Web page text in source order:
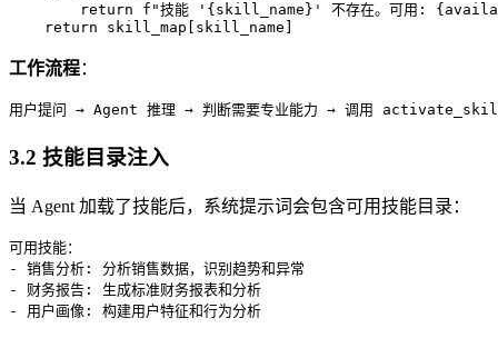
return f"技能 '{skill_name}' 不存在。可用:
工作流程：
3.2 技能目录注入
当 Agent 加载了技能后，系统提示词会包含可用技能目录：
可用技能：
- 销售分析: 分析销售数据，识别趋势和异常
- 财务报告: 生成标准财务报表和分析